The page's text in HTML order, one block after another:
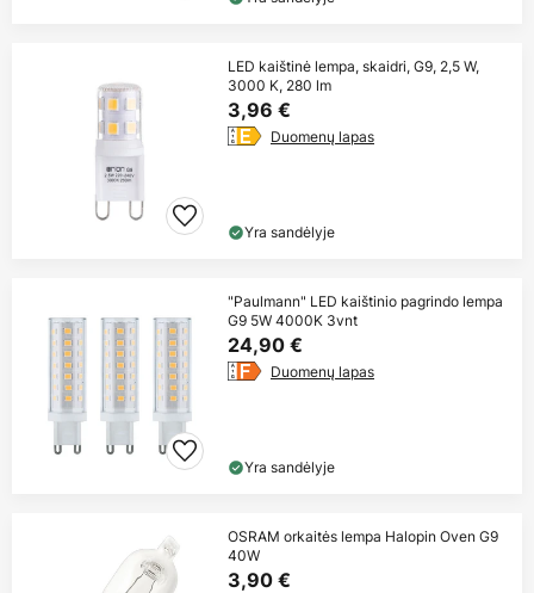
LED kaištinė lempa, skaidri, G9, 2,5 W,
3000 K, 280 lm
3,96 €
Duomenų lapas
Yra sandėlyje
"Paulmann" LED kaištinio pagrindo lempa
G9 5W 4000K 3vnt
24,90 €
Duomenų lapas
Yra sandėlyje
OSRAM orkaitės lempa Halopin Oven G9
40W
3,90 €